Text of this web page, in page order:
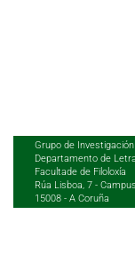
Grupo de
Departamento de
Facultade de Filoloxía
Rúa Lisboa, 7 -
15008 - A Coruña